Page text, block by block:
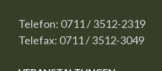
Telefon: 0711 / 3512-2319
Telefax: 0711 / 3512-3049